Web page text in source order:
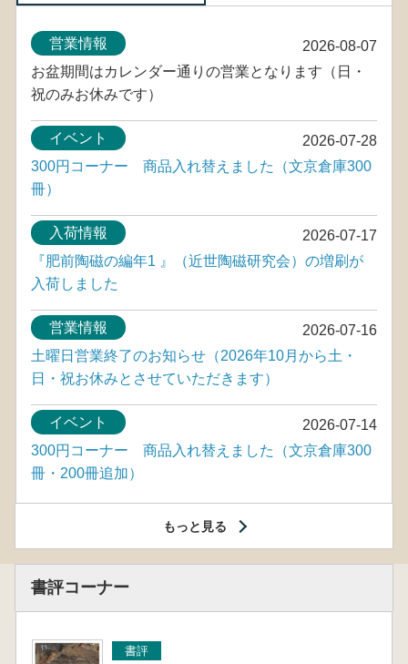
2026-08-07
営業情報
お盆期間はカレンダー通りの営業となります（日・
祝のみお休みです）
2026-07-28
イベント
300円コーナー 商品入れ替えました（文京倉庫300
冊）
2026-07-17
入荷情報
『肥前陶磁の編年1 』（近世陶磁研究会）の増刷が
入荷しました
2026-07-16
営業情報
土曜日営業終了のお知らせ（2026年10月から土・
日・祝お休みとさせていただきます）
2026-07-14
イベント
300円コーナー 商品入れ替えました（文京倉庫300
冊・200冊追加）
もっと見る
書評コーナー
書評